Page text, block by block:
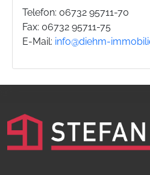
Telefon: 06732 95711-70
Fax: 06732 95711-75
E-Mail: info@diehm-